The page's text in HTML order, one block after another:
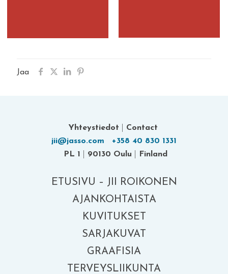
Jaa
Yhteystiedot
Contact
jii@jasso.com
+358 40 830 1331
PL 1
90130 Oulu Finland
ETUSIVU – JII ROIKONEN
AJANKOHTAISTA
KUVITUKSET
SARJAKUVAT
GRAAFISIA
TERVEYSLIIKUNTA